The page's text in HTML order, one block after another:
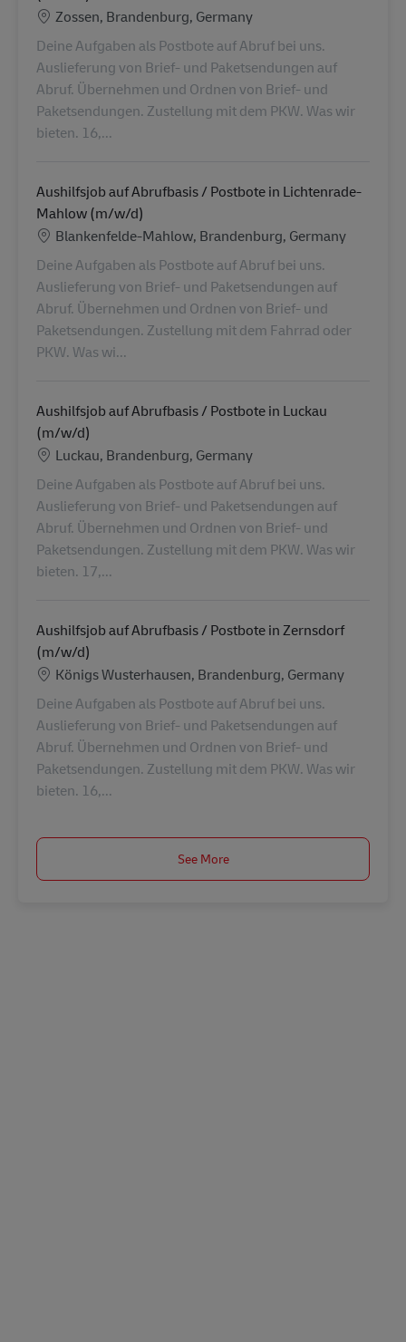
Location
Zossen, Brandenburg, Germany
Deine Aufgaben als Postbote auf Abruf bei uns.
Auslieferung von Brief- und Paketsendungen auf
Abruf. Übernehmen und Ordnen von Brief- und
Paketsendungen. Zustellung mit dem PKW. Was wir
bieten. 16,...
Aushilfsjob auf Abrufbasis / Postbote in Lichtenrade-
Mahlow (m/w/d)
Location
Blankenfelde-Mahlow, Brandenburg, Germany
Deine Aufgaben als Postbote auf Abruf bei uns.
Auslieferung von Brief- und Paketsendungen auf
Abruf. Übernehmen und Ordnen von Brief- und
Paketsendungen. Zustellung mit dem Fahrrad oder
PKW. Was wi...
Aushilfsjob auf Abrufbasis / Postbote in Luckau
(m/w/d)
Location
Luckau, Brandenburg, Germany
Deine Aufgaben als Postbote auf Abruf bei uns.
Auslieferung von Brief- und Paketsendungen auf
Abruf. Übernehmen und Ordnen von Brief- und
Paketsendungen. Zustellung mit dem PKW. Was wir
bieten. 17,...
Aushilfsjob auf Abrufbasis / Postbote in Zernsdorf
(m/w/d)
Location
Königs Wusterhausen, Brandenburg, Germany
Deine Aufgaben als Postbote auf Abruf bei uns.
Auslieferung von Brief- und Paketsendungen auf
Abruf. Übernehmen und Ordnen von Brief- und
Paketsendungen. Zustellung mit dem PKW. Was wir
bieten. 16,...
See More